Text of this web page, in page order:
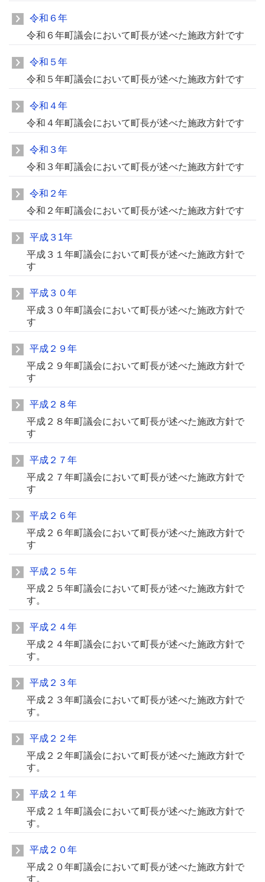
令和６年
令和６年町議会において町長が述べた施政方針です
令和５年
令和５年町議会において町長が述べた施政方針です
令和４年
令和４年町議会において町長が述べた施政方針です
令和３年
令和３年町議会において町長が述べた施政方針です
令和２年
令和２年町議会において町長が述べた施政方針です
平成３1年
平成３１年町議会において町長が述べた施政方針で
す
平成３０年
平成３０年町議会において町長が述べた施政方針で
す
平成２９年
平成２９年町議会において町長が述べた施政方針で
す
平成２８年
平成２８年町議会において町長が述べた施政方針で
す
平成２７年
平成２７年町議会において町長が述べた施政方針で
す
平成２６年
平成２６年町議会において町長が述べた施政方針で
す
平成２５年
平成２５年町議会において町長が述べた施政方針で
す。
平成２４年
平成２４年町議会において町長が述べた施政方針で
す。
平成２３年
平成２３年町議会において町長が述べた施政方針で
す。
平成２２年
平成２２年町議会において町長が述べた施政方針で
す。
平成２１年
平成２１年町議会において町長が述べた施政方針で
す。
平成２０年
平成２０年町議会において町長が述べた施政方針で
す。